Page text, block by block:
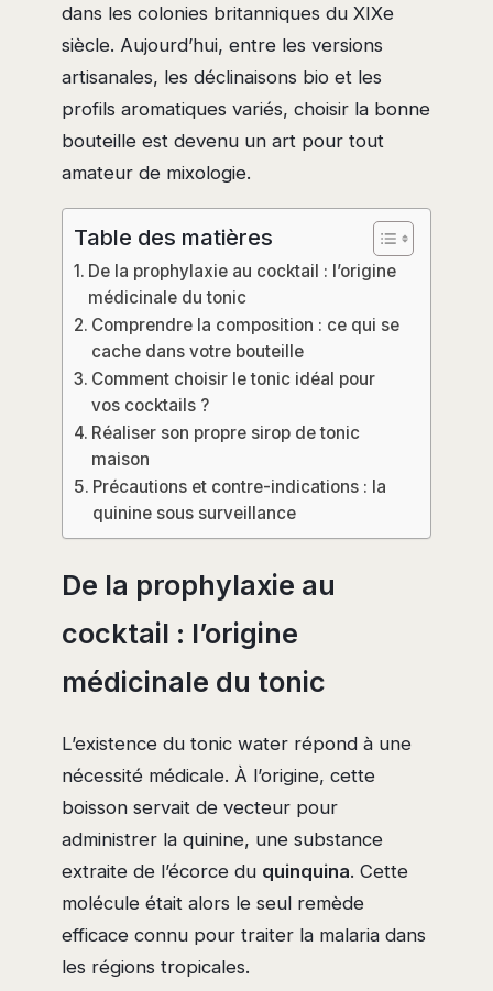
dans les colonies britanniques du XIXe
siècle. Aujourd’hui, entre les versions
artisanales, les déclinaisons bio et les
profils aromatiques variés, choisir la bonne
bouteille est devenu un art pour tout
amateur de mixologie.
Table des matières
De la prophylaxie au cocktail : l’origine
médicinale du tonic
Comprendre la composition : ce qui se
cache dans votre bouteille
Comment choisir le tonic idéal pour
vos cocktails ?
Réaliser son propre sirop de tonic
maison
Précautions et contre-indications : la
quinine sous surveillance
De la prophylaxie au
cocktail : l’origine
médicinale du tonic
L’existence du tonic water répond à une
nécessité médicale. À l’origine, cette
boisson servait de vecteur pour
administrer la quinine, une substance
extraite de l’écorce du quinquina. Cette
molécule était alors le seul remède
efficace connu pour traiter la malaria dans
les régions tropicales.